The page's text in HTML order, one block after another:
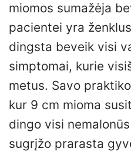
miomos sumažėja
pacientei yra
dingsta beveik visi
simptomai, kurie
metus. Savo
kur 9 cm mioma
dingo visi
sugrįžo prarasta